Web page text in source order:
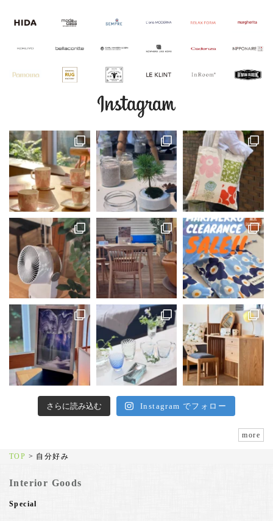
さらに読み込む Instagram でフォロー
more
TOP > 自分好み
Interior Goods
Special